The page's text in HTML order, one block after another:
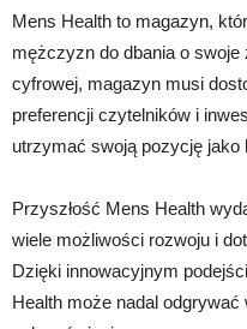
Mens Health to magazyn,
mężczyzn do dbania o
cyfrowej, magazyn musi
preferencji czytelników i
utrzymać swoją pozycję jako
Przyszłość Mens Health
wiele możliwości rozwoju i
Dzięki innowacyjnym
Health może nadal